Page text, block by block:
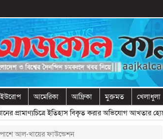
ইউরোপ আমেরিকা আফ্রিকা মুক্তমত খেলাধুলা
প্রামাণ্যচিত্রে ইতিহাস বিকৃত করার অভিযোগ আখতার
পাশে আল-খায়ের ফাউন্ডেশন